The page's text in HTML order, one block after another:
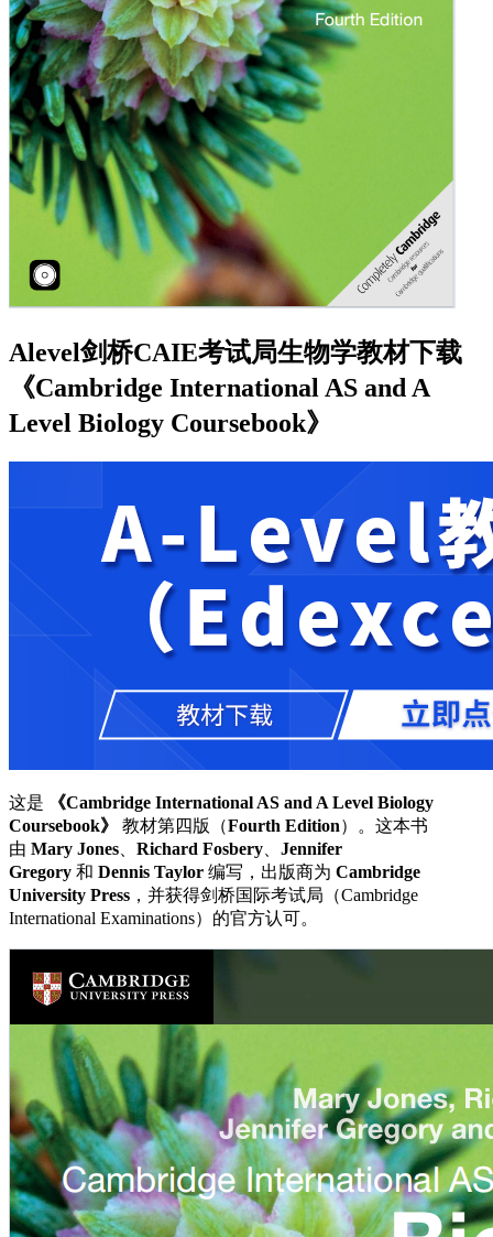
Alevel剑桥CAIE考试局生物学教材下载
《Cambridge International AS and A
Level Biology Coursebook》
这是
《Cambridge International AS and A Level Biology
Coursebook》
教材第四版（Fourth Edition）。这本书
由 Mary Jones、 Richard Fosbery、 Jennifer
Gregory 和 Dennis Taylor 编写，出版商为 Cambridge
University Press ，并获得剑桥国际考试局（Cambridge
International Examinations）的官方认可。